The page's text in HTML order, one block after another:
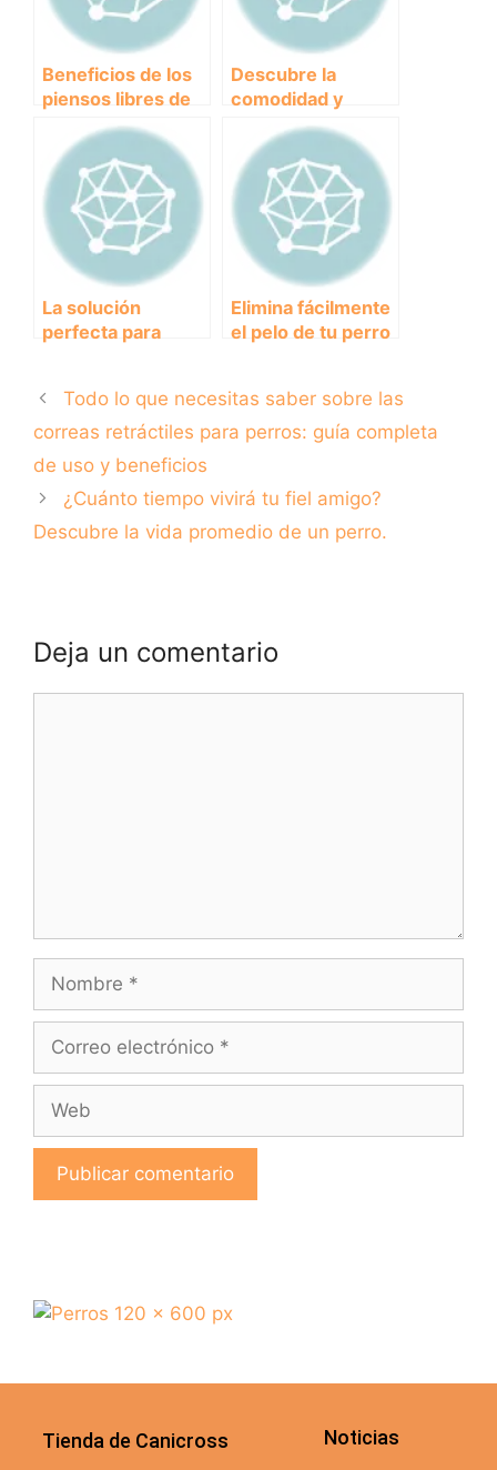
Beneficios de los
piensos libres de
cereales para la
salud de tu
mascota
Descubre la
comodidad y
practicidad de las
camas
desenfundables
para perros
La solución
perfecta para
los mejores
inodoros para
perros
Elimina fácilmente
el pelo de tu perro
mercado
Todo lo que necesitas saber sobre las
correas retráctiles para perros: guía completa
de uso y beneficios
¿Cuánto tiempo vivirá tu fiel amigo?
Descubre la vida promedio de un perro.
Deja un comentario
Tienda de Canicross Noticias